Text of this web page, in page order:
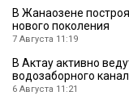
В Жанаозене
нового поколения
7 Августа 11:19
В Актау активно
водозаборного
6 Августа 11:21